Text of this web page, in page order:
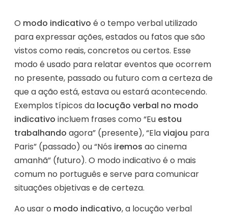
O modo indicativo é o tempo verbal utilizado
para expressar ações, estados ou fatos que são
vistos como reais, concretos ou certos. Esse
modo é usado para relatar eventos que ocorrem
no presente, passado ou futuro com a certeza de
que a ação está, estava ou estará acontecendo.
Exemplos típicos da locução verbal no modo
indicativo incluem frases como “Eu estou
trabalhando agora” (presente), “Elaviajou para
Paris” (passado) ou “Nós iremos ao cinema
amanhã” (futuro). O modo indicativo é o mais
comum no português e serve para comunicar
situações objetivas e de certeza.
Ao usar o modo indicativo, a locução verbal